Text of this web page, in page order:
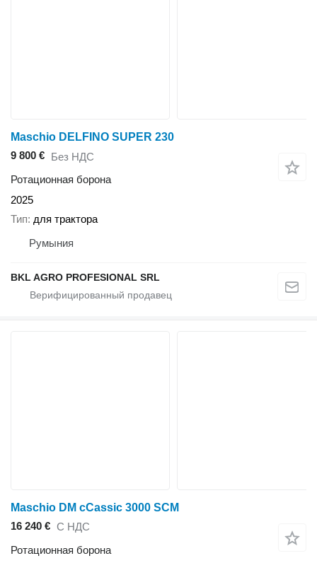
Maschio DELFINO SUPER 230
9 800 € Без НДС
Ротационная борона
2025
Тип для трактора
Румыния
BKL AGRO PROFESIONAL SRL
Maschio DM cCassic 3000 SCM
16 240 € С НДС
Ротационная борона